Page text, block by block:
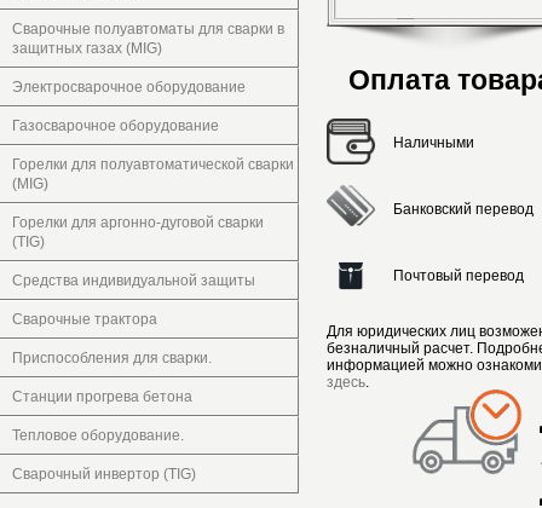
Сварочные полуавтоматы для сварки в
защитных газах (MIG)
Электросварочное оборудование
Газосварочное оборудование
Горелки для полуавтоматической сварки
(MIG)
Горелки для аргонно-дуговой сварки
(TIG)
Средства индивидуальной защиты
Сварочные трактора
Приспособления для сварки.
Станции прогрева бетона
Тепловое оборудование.
Сварочный инвертор (TIG)
Оплата
Наличными
Банковский перевод
Почтовый перевод
Для юридических лиц
безналичный расчет.
информацией можно
здесь.